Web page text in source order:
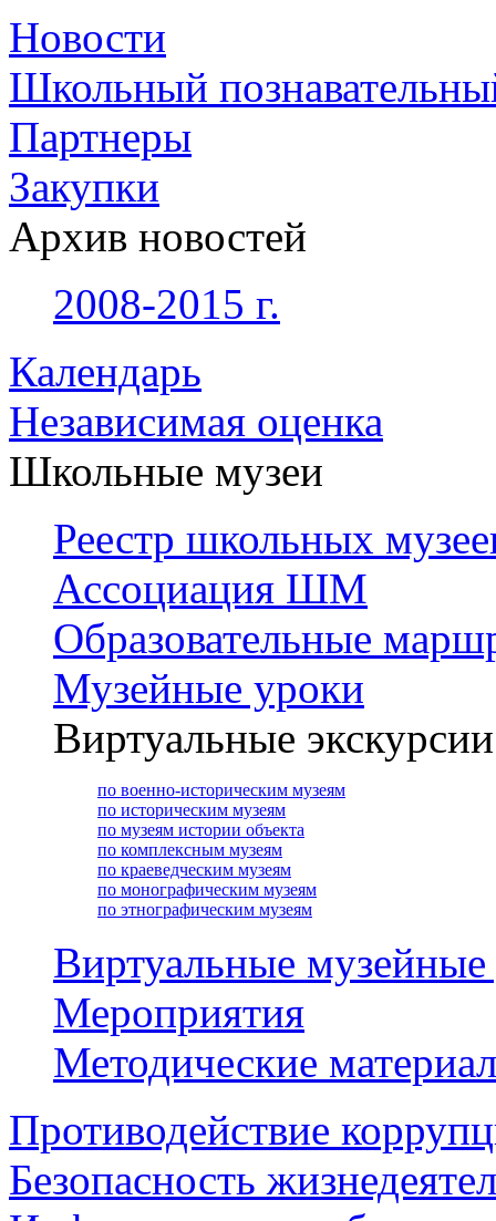
Новости
Школьный
Партнеры
Закупки
Архив новостей
2008-2015 г.
Календарь
Независимая оценка
Школьные музеи
Реестр школьных
Ассоциация ШМ
Образовательные
Музейные уроки
Виртуальные экскурсии
по военно-историческим музеям
по историческим музеям
по музеям истории объекта
по комплексным музеям
по краеведческим музеям
по монографическим музеям
по этнографическим музеям
Виртуальные
Мероприятия
Методические
Противодействие
Безопасность